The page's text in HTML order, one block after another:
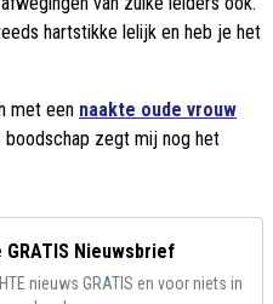
hartstikke lelijk en heb je het
met een naakte oude vrouw
zegt mij nog het
GRATIS Nieuwsbrief
nieuws GRATIS en voor niets in